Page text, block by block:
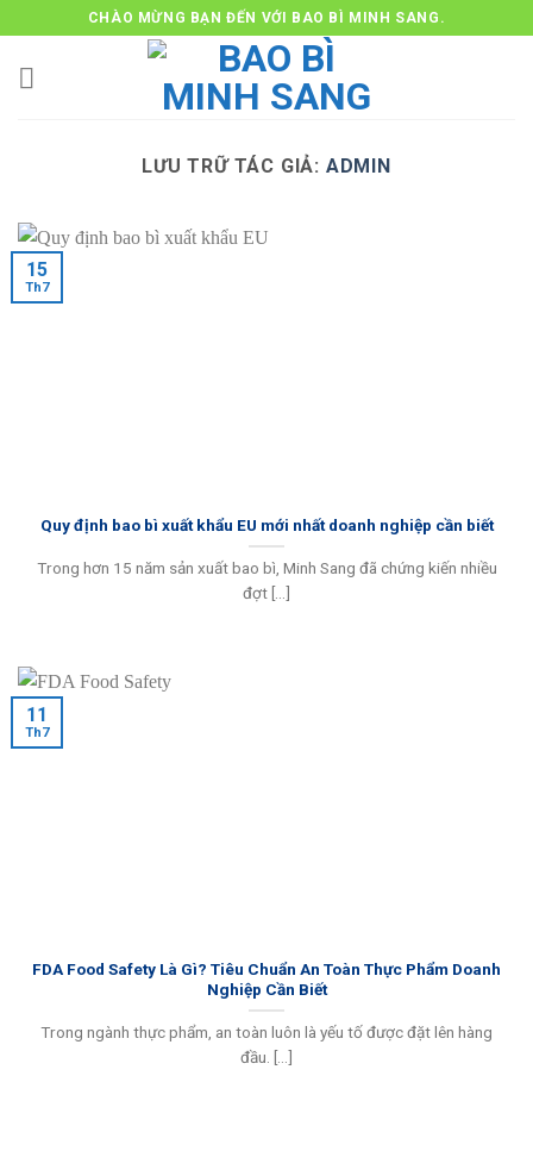
qua
nội
CHÀO MỪNG BẠN ĐẾN VỚI BAO BÌ MINH SANG.
LƯU TRỮ TÁC GIẢ: ADMIN
Quy định bao bì xuất khẩu EU mới nhất doanh nghiệp cần biết
Trong hơn 15 năm sản xuất bao bì, Minh Sang đã chứng kiến nhiều
đợt [...]
15
Th7
FDA Food Safety Là Gì? Tiêu Chuẩn An Toàn Thực Phẩm Doanh
Nghiệp Cần Biết
Trong ngành thực phẩm, an toàn luôn là yếu tố được đặt lên hàng
đầu. [...]
11
Th7